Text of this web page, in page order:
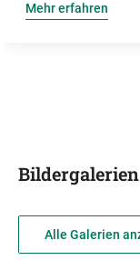
Mehr erfahren
Bildergalerien
Alle Galerien